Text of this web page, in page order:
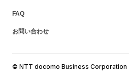
FAQ
お問い合わせ
© NTT docomo Business Corporation